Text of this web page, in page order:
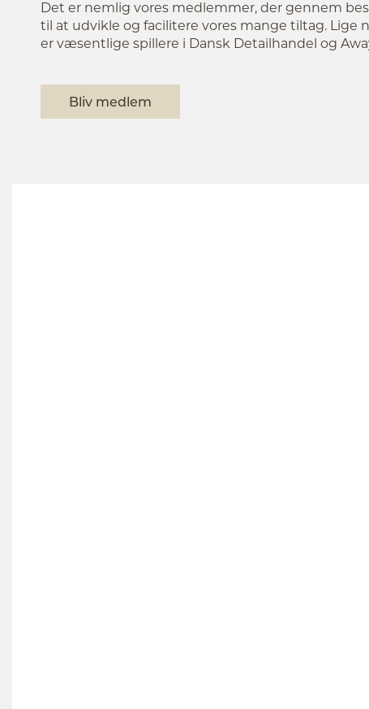
Det er nemlig vores medlemmer, der gennem
til at udvikle og facilitere vores mange tiltag. Lige
er væsentlige spillere i Dansk Detailhandel og
Bliv medlem